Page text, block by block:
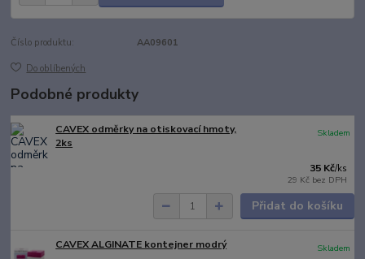
Číslo produktu: AA09601
Do oblíbených
Podobné produkty
CAVEX odměrky na otiskovací hmoty,
2ks
35 Kč/ks
29 Kč bez DPH
Skladem
Přidat do košíku
CAVEX ALGINATE kontejner modrý
Skladem